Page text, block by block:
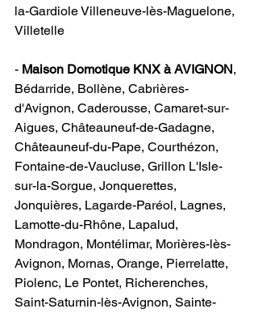
la-Gardiole Villeneuve-lès-Maguelone,
Villetelle
- Maison Domotique KNX à AVIGNON​,
Bédarride, Bollène, Cabrières-
d'Avignon, Caderousse, Camaret-sur-
Aigues, Châteauneuf-de-Gadagne,
Châteauneuf-du-Pape, Courthézon,
Fontaine-de-Vaucluse, Grillon L'Isle-
sur-la-Sorgue, Jonquerettes,
Jonquières, Lagarde-Paréol, Lagnes,
Lamotte-du-Rhône, Lapalud,
Mondragon, Montélimar, Morières-lès-
Avignon, Mornas, Orange, Pierrelatte,
Piolenc, Le Pontet, Richerenches,
Saint-Saturnin-lès-Avignon, Sainte-